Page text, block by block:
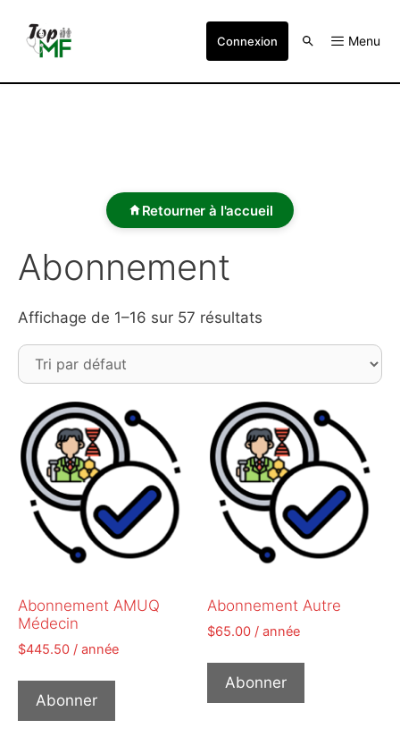
Connexion Menu
Retourner à l'accueil
Abonnement
Affichage de 1–16 sur 57 résultats
Abonnement AMUQ
Médecin
$445.50 / année
Abonner
Abonnement Autre
$65.00 / année
Abonner